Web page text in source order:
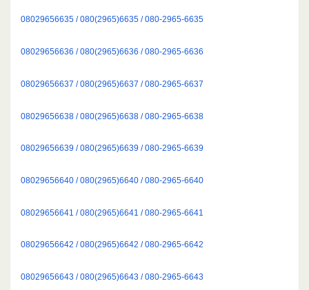
08029656635 / 080(2965)6635 / 080-2965-6635
08029656636 / 080(2965)6636 / 080-2965-6636
08029656637 / 080(2965)6637 / 080-2965-6637
08029656638 / 080(2965)6638 / 080-2965-6638
08029656639 / 080(2965)6639 / 080-2965-6639
08029656640 / 080(2965)6640 / 080-2965-6640
08029656641 / 080(2965)6641 / 080-2965-6641
08029656642 / 080(2965)6642 / 080-2965-6642
08029656643 / 080(2965)6643 / 080-2965-6643